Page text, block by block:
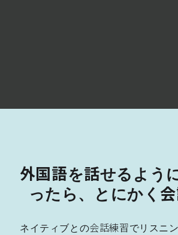
外国語を話せるよう
ったら、とにかく会
ネイティブとの会話練習でリスニ